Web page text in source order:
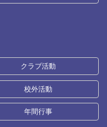
クラブ活動
校外活動
年間行事